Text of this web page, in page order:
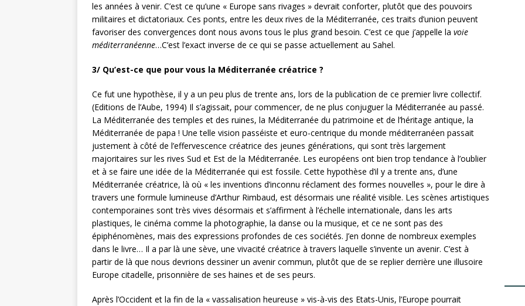
les années à venir. C’est ce qu’une « Europe sans rivages » devrait conforter, plutôt que des pouvoirs
militaires et dictatoriaux. Ces ponts, entre les deux rives de la Méditerranée, ces traits d’union peuvent
favoriser des convergences dont nous avons tous le plus grand besoin. C’est ce que j’appelle la voie
méditerranéenne…C’est l’exact inverse de ce qui se passe actuellement au Sahel.
3/ Qu’est-ce que pour vous la Méditerranée créatrice ?
Ce fut une hypothèse, il y a un peu plus de trente ans, lors de la publication de ce premier livre collectif.
(Editions de l’Aube, 1994) Il s’agissait, pour commencer, de ne plus conjuguer la Méditerranée au passé.
La Méditerranée des temples et des ruines, la Méditerranée du patrimoine et de l’héritage antique, la
Méditerranée de papa ! Une telle vision passéiste et euro-centrique du monde méditerranéen passait
justement à côté de l’effervescence créatrice des jeunes générations, qui sont très largement
majoritaires sur les rives Sud et Est de la Méditerranée. Les européens ont bien trop tendance à l’oublier
et à se faire une idée de la Méditerranée qui est fossile. Cette hypothèse d’il y a trente ans, d’une
Méditerranée créatrice, là où « les inventions d’inconnu réclament des formes nouvelles », pour le dire à
travers une formule lumineuse d’Arthur Rimbaud, est désormais une réalité visible. Les scènes artistiques
contemporaines sont très vives désormais et s’affirment à l’échelle internationale, dans les arts
plastiques, le cinéma comme la photographie, la danse ou la musique, et ce ne sont pas des
épiphénomènes, mais des expressions profondes de ces sociétés. J’en donne de nombreux exemples
dans le livre… Il a par là une sève, une vivacité créatrice à travers laquelle s’invente un avenir. C’est à
partir de là que nous devrions dessiner un avenir commun, plutôt que de se replier derrière une illusoire
Europe citadelle, prisonnière de ses haines et de ses peurs.
Après l’Occident et la fin de la « vassalisation heureuse » vis-à-vis des Etats-Unis, l’Europe pourrait